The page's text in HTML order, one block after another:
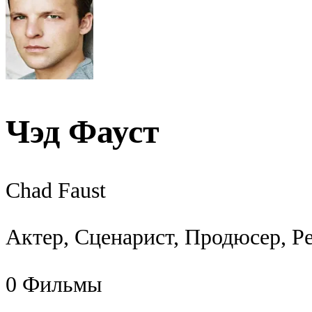
Чэд Фауст
Chad Faust
Актер, Сценарист, Продюсер,
0 Фильмы